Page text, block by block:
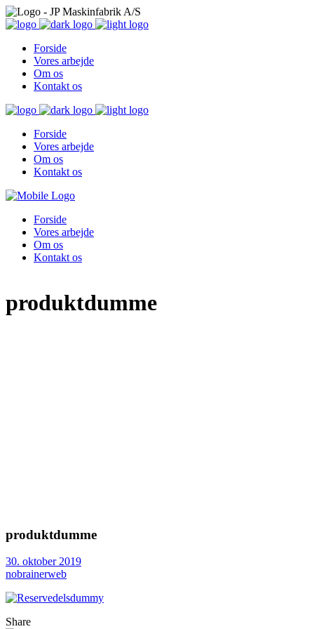
Forside
Vores arbejde
Om os
Kontakt os
Forside
Vores arbejde
Om os
Kontakt os
Forside
Vores arbejde
Om os
Kontakt os
produktdumme
produktdumme
30. oktober 2019
nobrainerweb
Share